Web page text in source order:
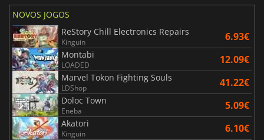
NOVOS JOGOS
ReStory Chill Electronics Repairs
Kinguin 6.93€
Montabi
LOADED 12.09€
Marvel Tokon Fighting Souls
LDShop 41.22€
Doloc Town
Eneba 5.09€
Akatori
Kinguin 6.10€